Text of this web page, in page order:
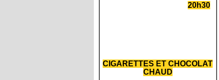
20h30
CIGARETTES ET CHOCOLAT
CHAUD